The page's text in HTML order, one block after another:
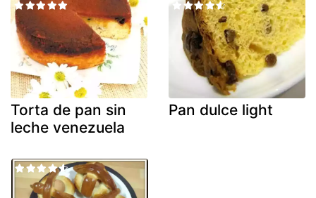
Torta de pan sin
leche venezuela
Pan dulce light